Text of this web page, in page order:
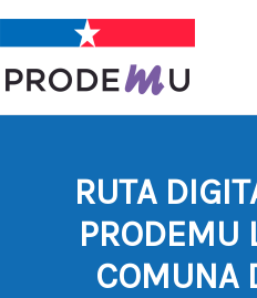
contenido
RUTA
PRODEMU
COMUNA